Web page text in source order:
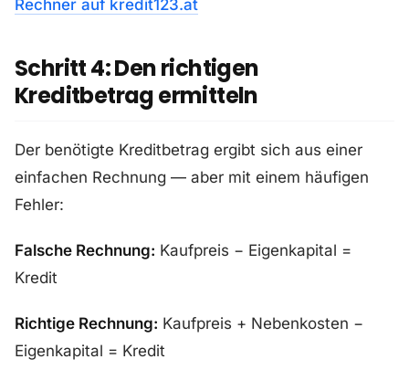
Rechner auf kredit123.at
Schritt 4: Den richtigen
Kreditbetrag ermitteln
Der benötigte Kreditbetrag ergibt sich aus einer
einfachen Rechnung — aber mit einem häufigen
Fehler:
Falsche Rechnung: Kaufpreis − Eigenkapital =
Kredit
Richtige Rechnung: Kaufpreis + Nebenkosten −
Eigenkapital = Kredit